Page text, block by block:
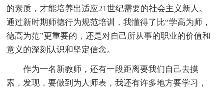
的素质，才能培养出适应21世纪需要的社会主义新人。
通过新时期师德行为规范培训，我懂得了比“学高为师，
德高为范”更重要的，还是对自己所从事的职业的价值和
意义的深刻认识和坚定信念。
作为一名新教师，还有一段距离要我们自己去摸
索，发现，要做到为人师表，我还有许多地方要学习，